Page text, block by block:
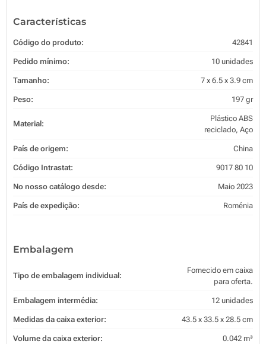
Características
Código do produto: 42841
Pedido mínimo: 10 unidades
Tamanho: 7 x 6.5 x 3.9 cm
Peso: 197 gr
Material:
Plástico ABS
reciclado, Aço
País de origem: China
Código Intrastat: 9017 80 10
No nosso catálogo desde: Maio 2023
País de expedição: Roménia
Embalagem
Tipo de embalagem individual:
Fornecido em caixa
para oferta.
Embalagem intermédia: 12 unidades
Medidas da caixa exterior: 43.5 x 33.5 x 28.5 cm
Volume da caixa exterior: 0.042 m³